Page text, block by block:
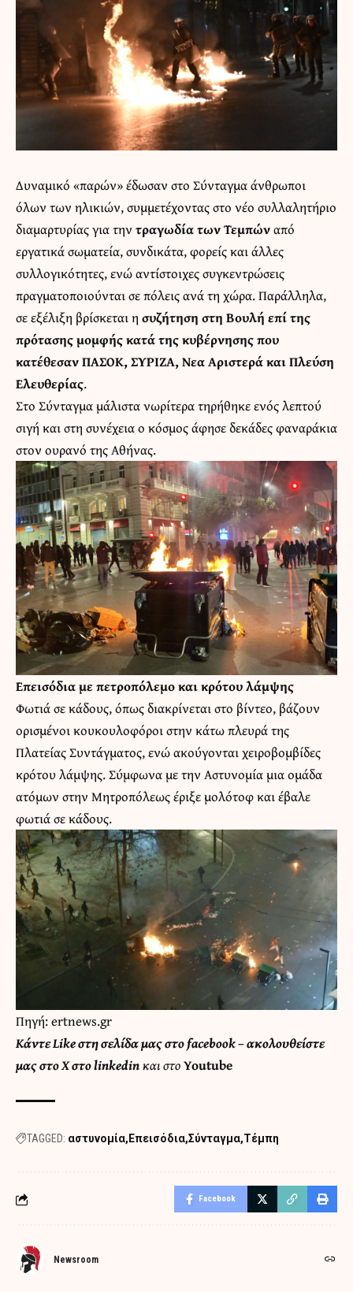
Δυναμικό «παρών» έδωσαν στο Σύνταγμα άνθρωποι
όλων των ηλικιών, συμμετέχοντας στο νέο συλλαλητήριο
διαμαρτυρίας για την τραγωδία των Τεμπώναπό
εργατικά σωματεία, συνδικάτα, φορείς και άλλες
συλλογικότητες, ενώ αντίστοιχες συγκεντρώσεις
πραγματοποιούνται σε πόλεις ανά τη χώρα. Παράλληλα,
σε εξέλιξη βρίσκεται η συζήτηση στη Βουλή επί της
πρότασης μομφής κατά της κυβέρνησης που
κατέθεσαν ΠΑΣΟΚ, ΣΥΡΙΖΑ, Νεα Αριστερά και Πλεύση
Ελευθερίας.
Στο Σύνταγμα μάλιστα νωρίτερα τηρήθηκε ενός λεπτού
σιγή και στη συνέχεια ο κόσμος άφησε δεκάδες φαναράκια
στον ουρανό της Αθήνας.
Επεισόδια με πετροπόλεμο και κρότου λάμψης
Φωτιά σε κάδους, όπως διακρίνεται στο βίντεο, βάζουν
ορισμένοι κουκουλοφόροι στην κάτω πλευρά της
Πλατείας Συντάγματος, ενώ ακούγονται χειροβομβίδες
κρότου λάμψης. Σύμφωνα με την Αστυνομία μια ομάδα
ατόμων στην Μητροπόλεως έριξε μολότοφ και έβαλε
φωτιά σε κάδους.
Πηγή: ertnews.gr
ΚάντεLike στη σελίδα μας στο facebook– ακολουθείστε
μας στοXστοlinkedinκαι στοYoutube
TAGGED: αστυνομία Επεισόδια Σύνταγμα Τέμπη
Facebook
Newsroom